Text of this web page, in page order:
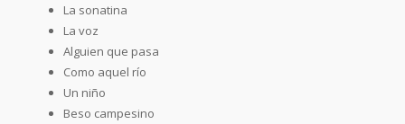
La sonatina
La voz
Alguien que pasa
Como aquel río
Un niño
Beso campesino